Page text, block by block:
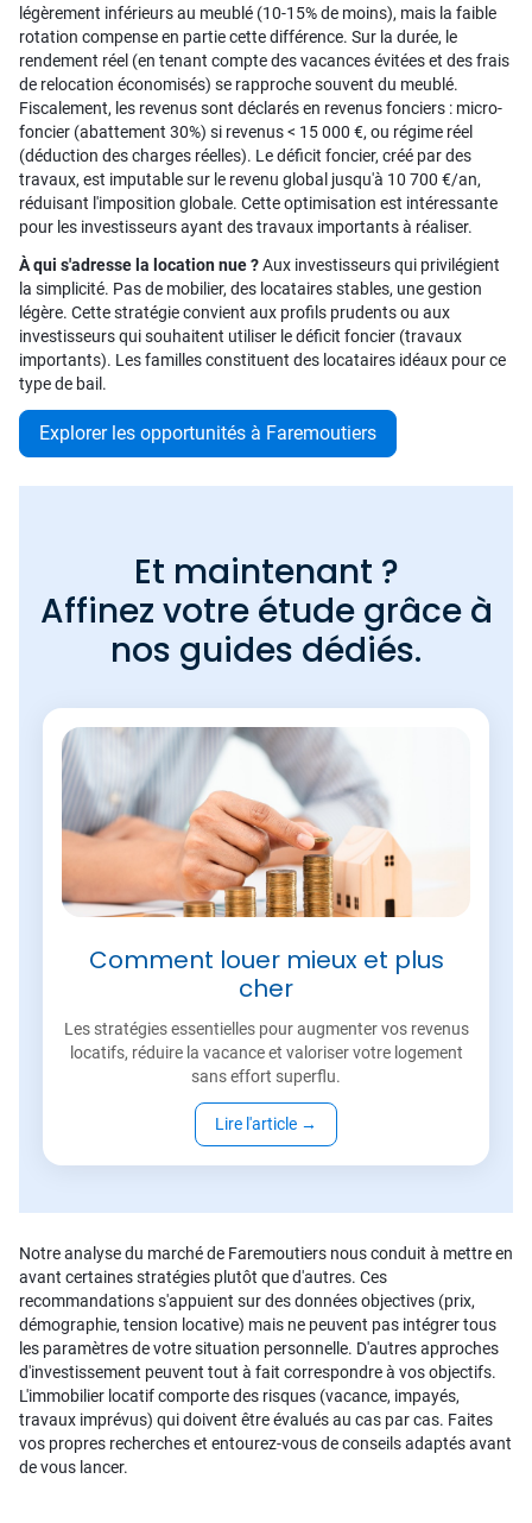
légèrement inférieurs au meublé (10-15% de moins), mais la faible
rotation compense en partie cette différence. Sur la durée, le
rendement réel (en tenant compte des vacances évitées et des frais
de relocation économisés) se rapproche souvent du meublé.
Fiscalement, les revenus sont déclarés en revenus fonciers : micro-
foncier (abattement 30%) si revenus < 15 000 €, ou régime réel
(déduction des charges réelles). Le déficit foncier, créé par des
travaux, est imputable sur le revenu global jusqu'à 10 700 €/an,
réduisant l'imposition globale. Cette optimisation est intéressante
pour les investisseurs ayant des travaux importants à réaliser.
À qui s'adresse la location nue ?Aux investisseurs qui privilégient
la simplicité. Pas de mobilier, des locataires stables, une gestion
légère. Cette stratégie convient aux profils prudents ou aux
investisseurs qui souhaitent utiliser le déficit foncier (travaux
importants). Les familles constituent des locataires idéaux pour ce
type de bail.
Explorer les opportunités à Faremoutiers
Et maintenant ?
Affinez votre étude grâce à
nos guides dédiés.
Comment louer mieux et plus
cher
Les stratégies essentielles pour augmenter vos revenus
locatifs, réduire la vacance et valoriser votre logement
sans effort superflu.
Lire l'article →
Notre analyse du marché de Faremoutiers nous conduit à mettre en
avant certaines stratégies plutôt que d'autres. Ces
recommandations s'appuient sur des données objectives (prix,
démographie, tension locative) mais ne peuvent pas intégrer tous
les paramètres de votre situation personnelle. D'autres approches
d'investissement peuvent tout à fait correspondre à vos objectifs.
L'immobilier locatif comporte des risques (vacance, impayés,
travaux imprévus) qui doivent être évalués au cas par cas. Faites
vos propres recherches et entourez-vous de conseils adaptés avant
de vous lancer.